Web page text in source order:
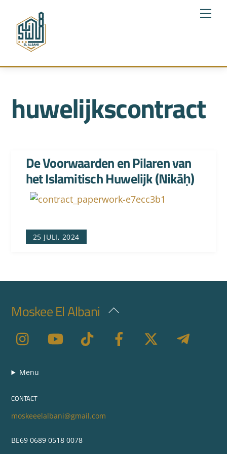
content
huwelijkscontract
25 JULI, 2024
De Voorwaarden en Pilaren van
het Islamitisch Huwelijk (Nikāḥ)
Back
Top
Moskee El Albani
Menu
CONTACT
moskeeelalbani@gmail.com
BE69 0689 0518 0078